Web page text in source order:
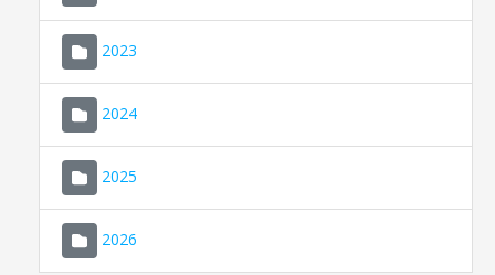
2023
2024
2025
2026